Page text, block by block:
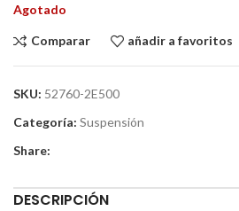
Agotado
Comparar añadir a favoritos
SKU: 52760-2E500
Categoría: Suspensión
Share:
DESCRIPCIÓN